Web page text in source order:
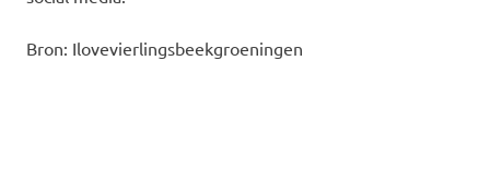
Bron: Ilovevierlingsbeekgroeningen